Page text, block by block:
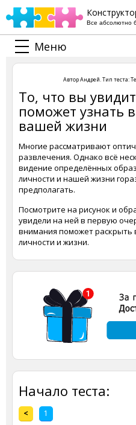
Все абсолютно
Меню
АвторАндрей. Тип теста:
То, что вы
поможет узнать
вашей жизни
Многие рассматривают
развлечения. Однако всё
видение определённых
личности и нашей жизни
предполагать.
Посмотрите на рисунок и
увидели на ней в первую
внимания поможет
личности и жизни.
Начало теста:
< 1